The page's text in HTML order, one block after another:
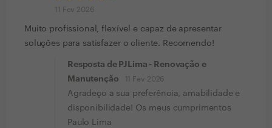
11 Fev 2026
Muito profissional, flexível e capaz de apresentar
soluções para satisfazer o cliente. Recomendo!
Resposta de PJLima - Renovação e
Manutenção
11 Fev 2026
Agradeço a sua preferência, amabilidade e
disponibilidade! Os meus cumprimentos
Paulo Lima